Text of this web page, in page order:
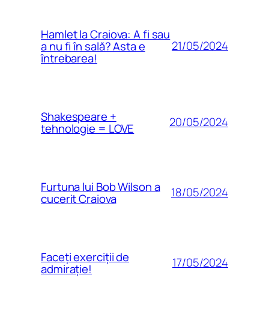
Hamlet la Craiova: A fi sau
a nu fi în sală? Asta e
întrebarea!
21/05/2024
Shakespeare +
tehnologie = LOVE 20/05/2024
Furtuna lui Bob Wilson a
cucerit Craiova 18/05/2024
Faceți exerciții de
admirație! 17/05/2024